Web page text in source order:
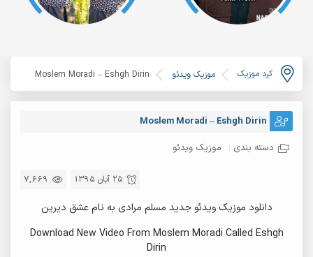
کرد موزیک موزیک ویدئو Moslem Moradi – Eshgh Dirin
Moslem Moradi – Eshgh Dirin
دسته بندی : موزیک ویدئو
7,669 25 آبان 1395
دانلود موزیک ویدئو جدید مسلم مرادی به نام عشق دیرین
Download New Video From Moslem Moradi Called Eshgh
Dirin